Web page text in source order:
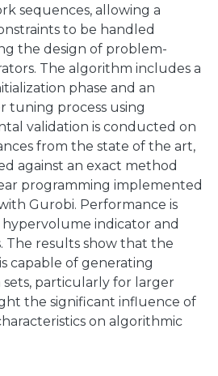
sequences, allowing a
to be handled
the design of problem-
The algorithm includes a
phase and an
tuning process using
validation is conducted on
from the state of the art,
against an exact method
programming implemented
Gurobi. Performance is
indicator and
The results show that the
capable of generating
particularly for larger
the significant influence of
on algorithmic